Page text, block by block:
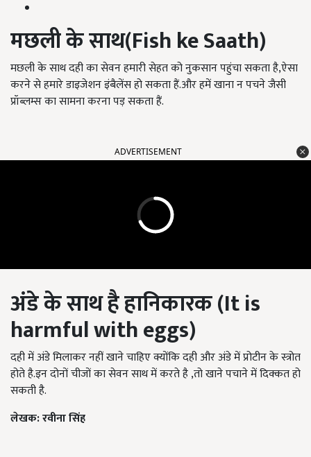
मछली के साथ(Fish ke Saath)
मछली के साथ दही का सेवन हमारी सेहत को नुकसान पहुंचा सकता है,ऐसा
करने से हमारे डाइजेशन इंबैलेंस हो सकता हैं.और हमें खाना न पचने जैसी
प्रॉब्लम्स का सामना करना पड़ सकता हैं.
ADVERTISEMENT
अंडे के साथ है हानिकारक (It is
harmful with eggs)
दही में अंडे मिलाकर नहीं खाने चाहिए क्योंकि दही और अंडे में प्रोटीन के स्त्रोत
होते है.इन दोनों चीजों का सेवन साथ में करते है ,तो खाने पचाने में दिक्कत हो
सकती है.
लेखक: रवीना सिंह